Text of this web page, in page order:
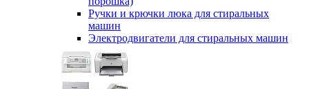
Ручки и крючки люка для стиральных
машин
Электродвигатели для стиральных машин